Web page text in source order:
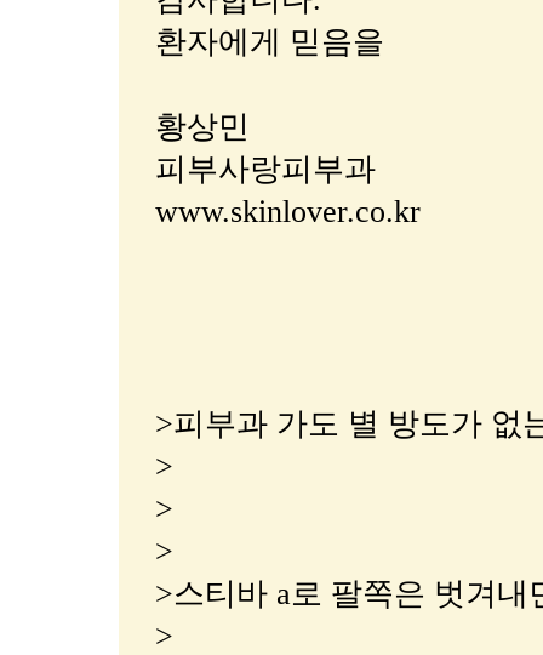
환자에게 믿음을
황상민
피부사랑피부과
www.skinlover.co.kr
>피부과 가도 별 방도가 없
>
>
>
>스티바 a로 팔쪽은 벗겨
>